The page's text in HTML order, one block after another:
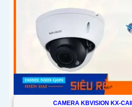
CAMERA KBVISION KX-